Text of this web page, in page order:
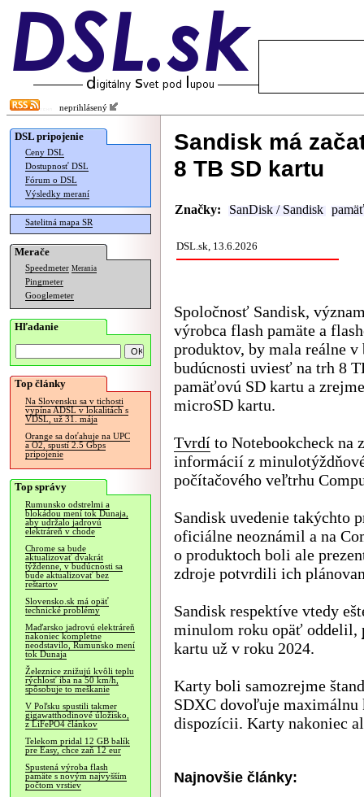
neprihlásený
DSL pripojenie
Ceny DSL
Dostupnosť DSL
Fórum o DSL
Výsledky meraní
Satelitná mapa SR
Merače
Speedmeter Merania
Pingmeter
Googlemeter
Hľadanie
Top články
Na Slovensku sa v tichosti
vypína ADSL v lokalitách s
VDSL, už 31. mája
Orange sa doťahuje na UPC
a O2, spustí 2.5 Gbps
pripojenie
Top správy
Rumunsko odstrelmi a
blokádou mení tok Dunaja,
aby udržalo jadrovú
elektráreň v chode
Chrome sa bude
aktualizovať dvakrát
týždenne, v budúcnosti sa
bude aktualizovať bez
reštartov
Slovensko.sk má opäť
technické problémy
Maďarsko jadrovú elektráreň
nakoniec kompletne
neodstavilo, Rumunsko mení
tok Dunaja
Železnice znižujú kvôli teplu
rýchlosť iba na 50 km/h,
spôsobuje to meškanie
V Poľsku spustili takmer
gigawatthodinové úložisko,
z LiFePO4 článkov
Telekom pridal 12 GB balík
pre Easy, chce zaň 12 eur
Spustená výroba flash
pamäte s novým najvyšším
počtom vrstiev
Sandisk má
8 TB SD kartu
Značky: SanDisk / Sandisk
DSL.sk, 13.6.2026
Spoločnosť Sandisk,
výrobca flash pamäte a
produktov, by mala reálne
budúcnosti uviesť na trh 8
pamäťovú SD kartu a
microSD kartu.
Tvrdí to Notebookcheck na
informácií z
počítačového veľtrhu
Sandisk uvedenie takýchto
oficiálne neoznámil a na
o produktoch boli ale
zdroje potvrdili ich
Sandisk respektíve vtedy
minulom roku opäť oddelil,
kartu už v roku 2024.
Karty boli samozrejme
SDXC dovoľuje maximálnu
dispozícii. Karty nakoniec
Najnovšie články: